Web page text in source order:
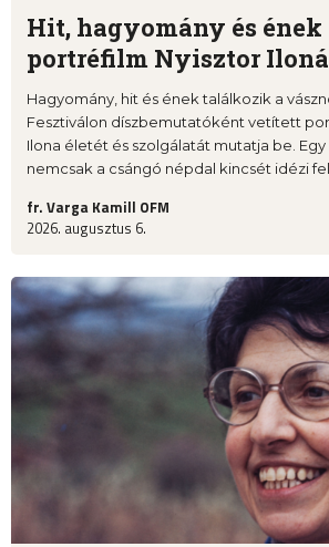
Hit, hagyomány és ének
portréfilm Nyisztor
Hagyomány, hit és ének találkozik a
Fesztiválon díszbemutatóként vetített
Ilona életét és szolgálatát mutatja be.
nemcsak a csángó népdal kincsét idézi
fr. Varga Kamill OFM
2026. augusztus 6.